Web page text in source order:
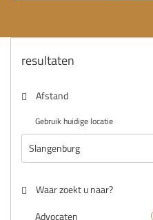
resultaten
Afstand
Gebruik huidige locatie
Waar zoekt u naar?
Advocaten